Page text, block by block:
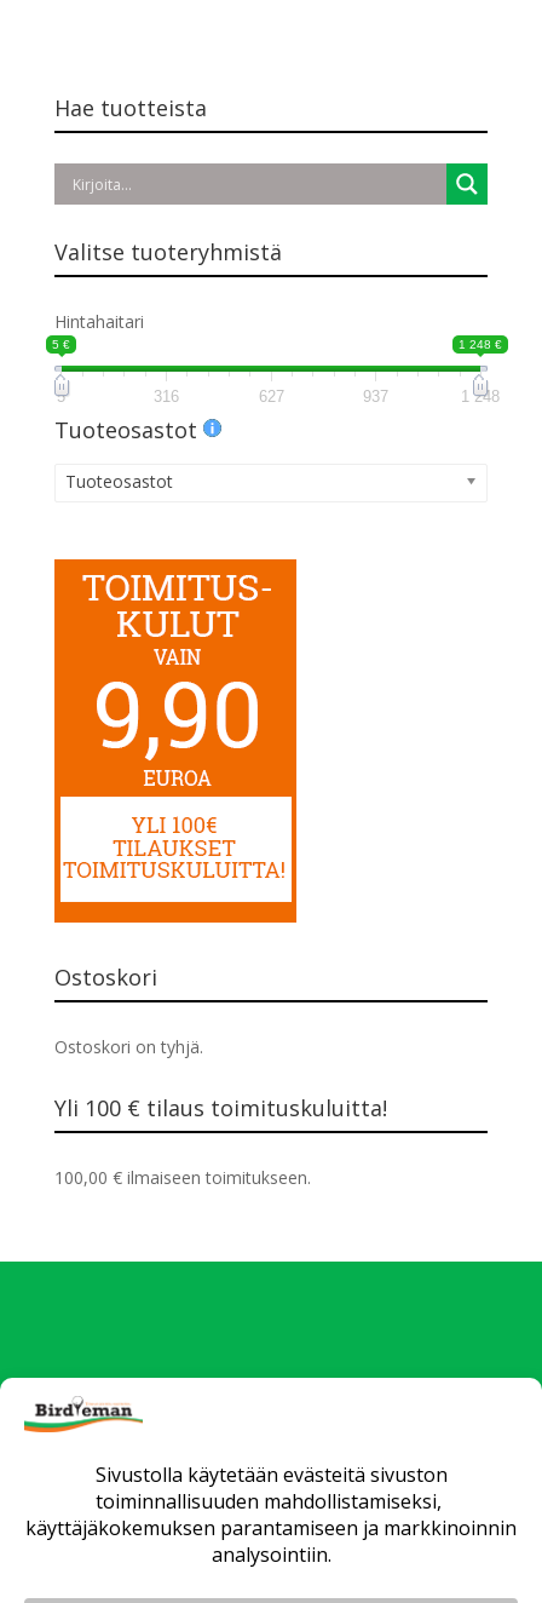
Hae tuotteista
Valitse tuoteryhmistä
Hintahaitari
5 € 1 248 €
5 316 627 937 1 248
Tuoteosastot
Tuoteosastot
Ostoskori
Ostoskori on tyhjä.
Yli 100 € tilaus toimituskuluitta!
100,00 €ilmaiseen toimitukseen.
Uutiset Verkkokauppa
Yrityksille
Fittaus ja opetus
Huollot
Matkat
Yhteystiedot
Toimitusehdot
Tietosuojaseloste